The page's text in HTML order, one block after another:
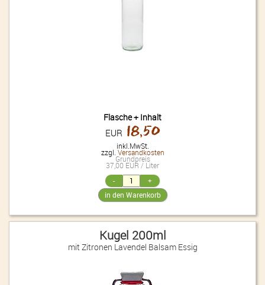
Flasche + Inhalt
EUR 18,50
inkl.MwSt.
zzgl. Versandkosten
Grundpreis
37,00 EUR / Liter
Kugel 200ml
mit Zitronen Lavendel Balsam Essig